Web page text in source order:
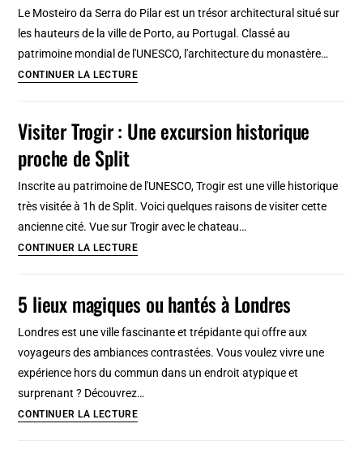
Le Mosteiro da Serra do Pilar est un trésor architectural situé sur
les hauteurs de la ville de Porto, au Portugal. Classé au
patrimoine mondial de l'UNESCO, l'architecture du monastère…
CONTINUER LA LECTUREMosteiro
do
historique
au
dessus
Visiter Trogir : Une excursion historique
proche de Split
Inscrite au patrimoine de l'UNESCO, Trogir est une ville historique
très visitée à 1h de Split. Voici quelques raisons de visiter cette
ancienne cité. Vue sur Trogir avec le chateau…
CONTINUER LA LECTUREVisiter
Une
excursion
historique
proche
Split
5 lieux magiques ou hantés à Londres
Londres est une ville fascinante et trépidante qui offre aux
voyageurs des ambiances contrastées. Vous voulez vivre une
expérience hors du commun dans un endroit atypique et
surprenant ? Découvrez…
CONTINUER LA LECTURE5